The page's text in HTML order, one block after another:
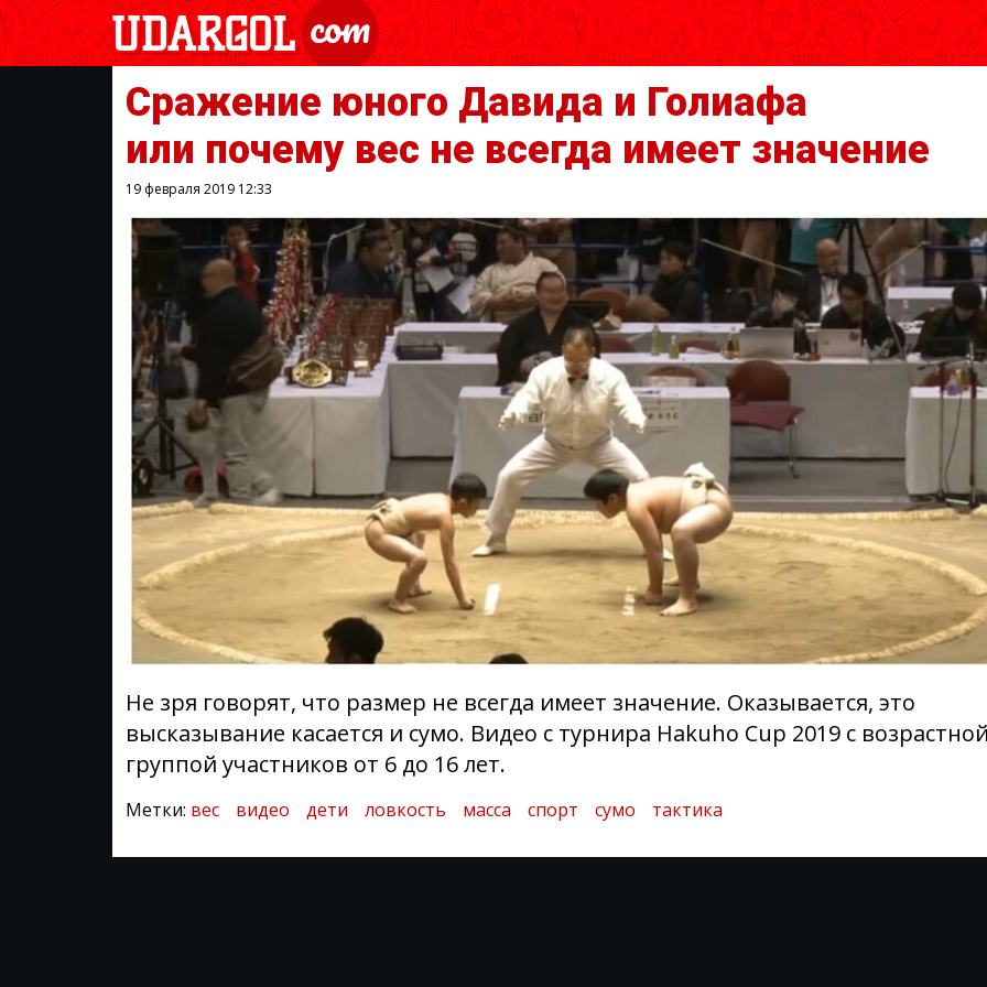
Сражение юного Давида и Голиафа
или почему вес не всегда имеет значение
19 февраля 2019 12:33
Не зря говорят, что размер не всегда имеет значение. Оказывается, это
высказывание касается и сумо. Видео с турнира Hakuho Cup 2019 с
группой участников от 6 до 16 лет.
Метки: вес видео дети ловкость масса спорт сумо тактика